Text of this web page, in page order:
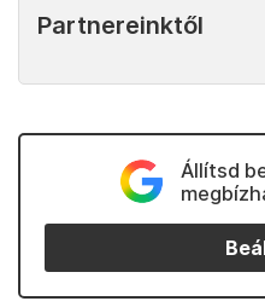
Partnereinktől
Állítsd